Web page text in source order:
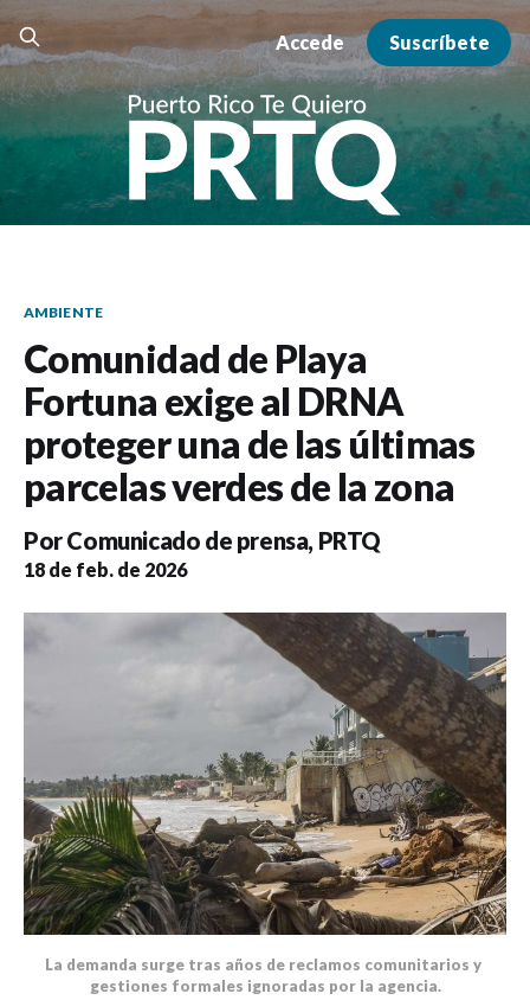
Accede Suscríbete
AMBIENTE
Comunidad de Playa
Fortuna exige al DRNA
proteger una de las últimas
parcelas verdes de la zona
PorComunicado de prensa, PRTQ
18 de feb. de 2026
La demanda surge tras años de reclamos comunitarios y
gestiones formales ignoradas por la agencia.